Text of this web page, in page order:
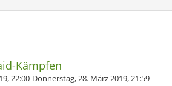
Kämpfen
22:00-Donnerstag, 28. März 2019, 21:59